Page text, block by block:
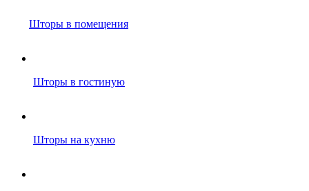
Шторы в помещения
Шторы в гостиную
Шторы на кухню